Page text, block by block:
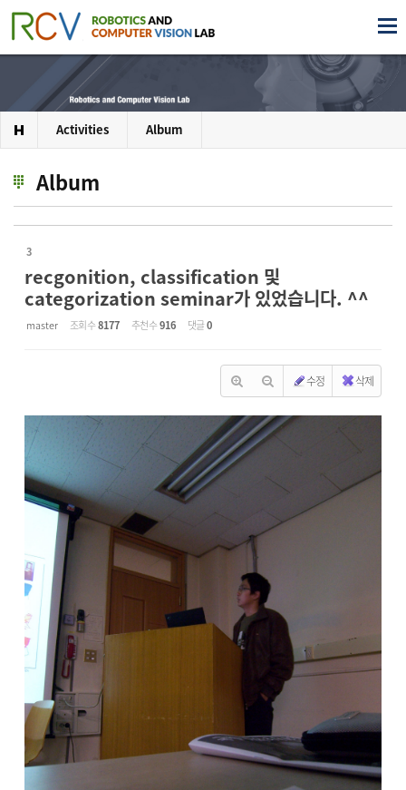
Activities Album
Album
3
recgonition, classification 및
categorization seminar가 있었습니다. ^^
master 조회 수8177 추천 수916 댓글0
수정 삭제